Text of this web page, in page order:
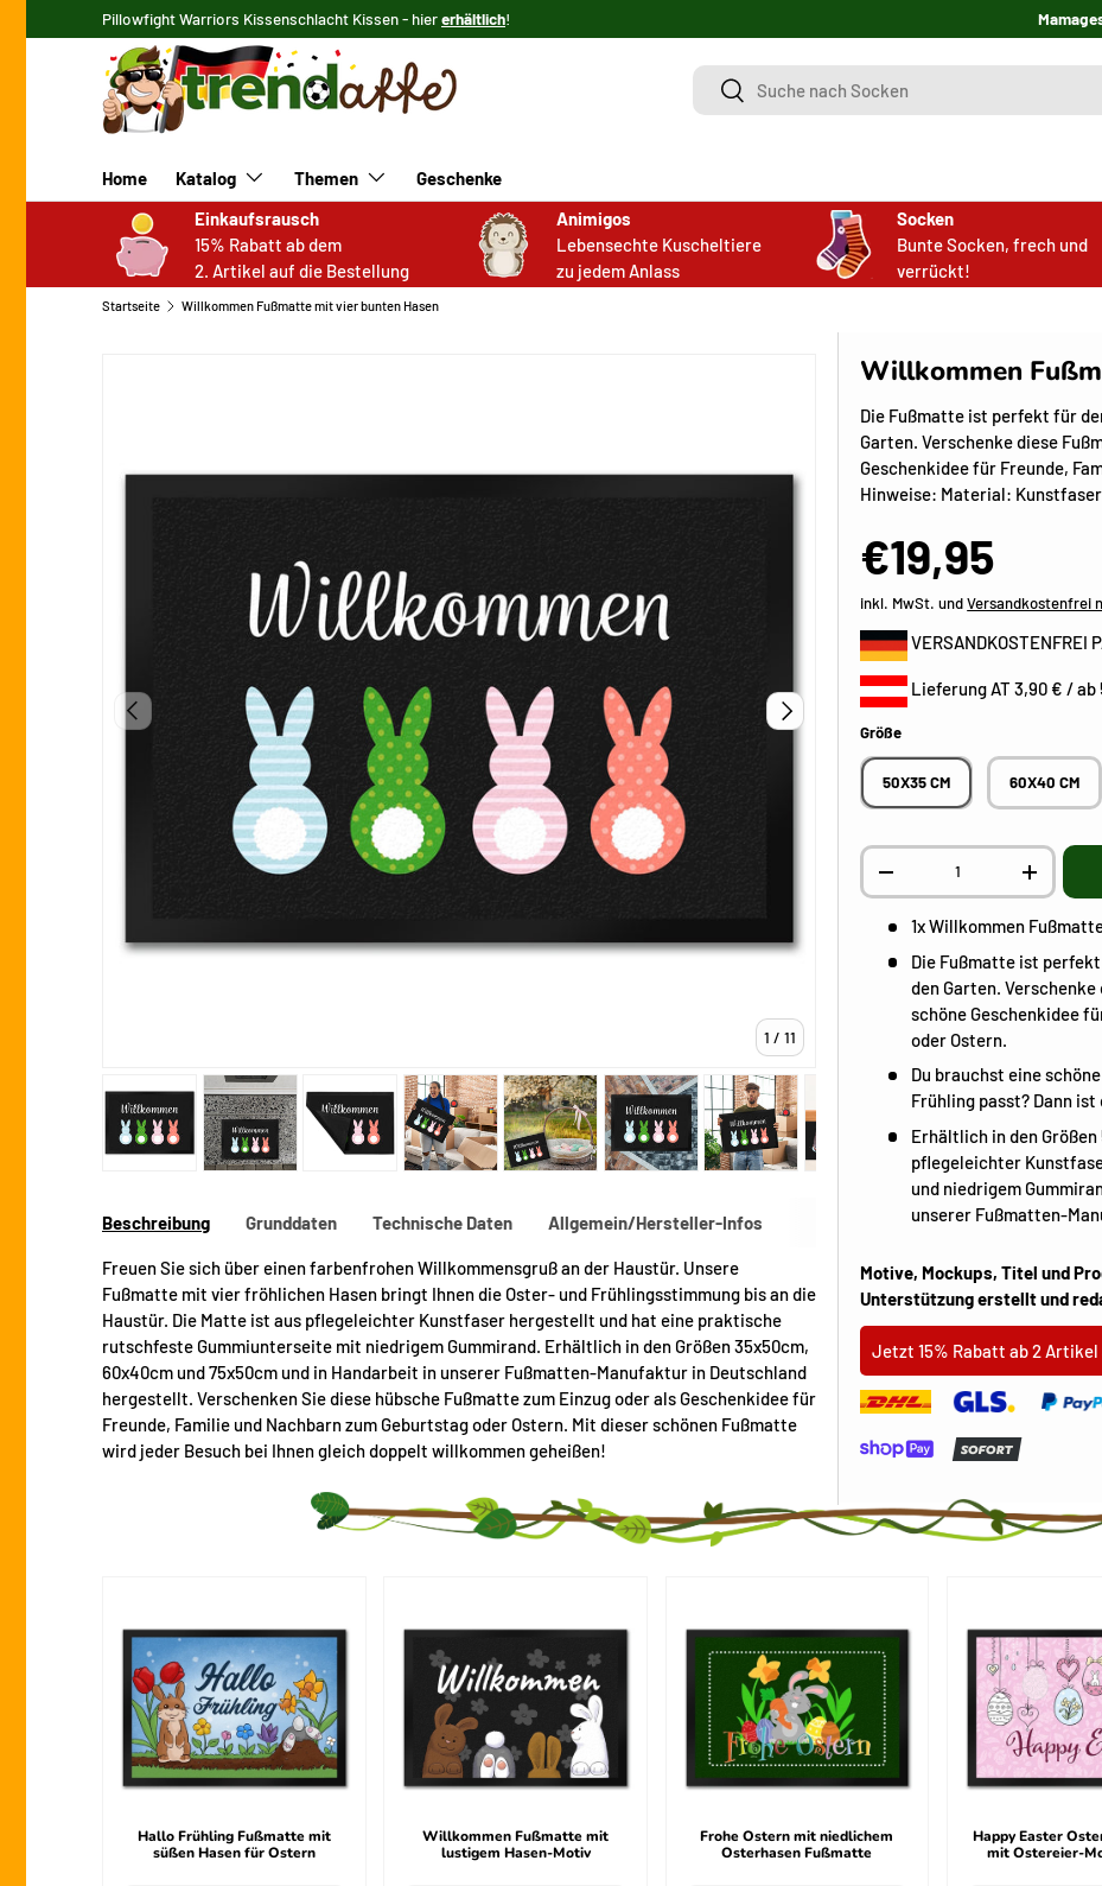
DIREKT ZUM INHALT
Pillowfight Warriors Kissenschlacht Kissen - hiererhältlich!
Suchen
Suchen
Home Katalog Themen
Geschenke
Einkaufsrausch
15% Rabatt ab dem
2. Artikel auf die Bestellung
Animigos
Lebensechte Kuscheltiere
zu jedem Anlass
Socken
Bunte Socken, frech und
verrückt!
Startseite Willkommen Fußmatte mit vier bunten Hasen
VORHERIGE
1 /von
11
NÄCHSTE
Bild 7 in Galerieansicht ladenBild 8 in Galerieansicht laden
Bild 9 in Bild
Willkommen
Die Fußmatte ist perfekt für
Garten. Verschenke diese
Geschenkidee für Freunde,
Hinweise: Material:
€19,95
inkl. MwSt. undVersandkostenfrei
VERSANDKOSTENFREI
Lieferung AT 3,90 € / ab
Größe
50X35 CM 60X40 CM
Anzahl
-
+
1x Willkommen
Die Fußmatte ist
den Garten.
schöne Geschenkidee
oder Ostern.
Du brauchst eine
Frühling passt? Dann
Erhältlich in den Größen
pflegeleichter
und niedrigem
unserer Fußmatten-
Motive, Mockups, Titel und
Unterstützung erstellt und
Jetzt 15% Rabatt ab 2
Beschreibung Grunddaten Technische Daten Allgemein/Hersteller-Infos
Freuen Sie sich über einen farbenfrohen Willkommensgruß an der Haustür. Unsere
Fußmatte mit vier fröhlichen Hasen bringt Ihnen die Oster- und Frühlingsstimmung bis an die
Haustür. Die Matte ist aus pflegeleichter Kunstfaser hergestellt und hat eine praktische
rutschfeste Gummiunterseite mit niedrigem Gummirand. Erhältlich in den Größen 35x50cm,
60x40cm und 75x50cm und in Handarbeit in unserer Fußmatten-Manufaktur in Deutschland
hergestellt. Verschenken Sie diese hübsche Fußmatte zum Einzug oder als Geschenkidee für
Freunde, Familie und Nachbarn zum Geburtstag oder Ostern. Mit dieser schönen Fußmatte
wird jeder Besuch bei Ihnen gleich doppelt willkommen geheißen!
Hallo Frühling Fußmatte mit
süßen Hasen für Ostern
Willkommen Fußmatte mit
lustigem Hasen-Motiv
Frohe Ostern mit niedlichem
Osterhasen Fußmatte
Happy Easter
mit Ostereier-